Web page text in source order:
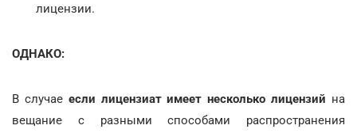
лицензии.
ОДНАКО:
В случае если лицензиат имеет несколько лицензий на
вещание с разными способами распространения